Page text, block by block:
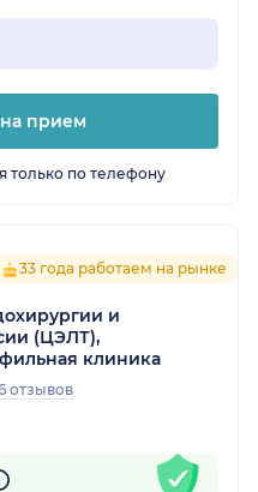
на прием
только по телефону
33 года работаем на рынке
и
(ЦЭЛТ),
клиника
отзывов